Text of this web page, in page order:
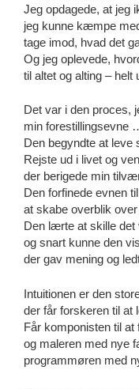
Jeg opdagede, at
jeg kunne kæmpe
tage imod, hvad det
Og jeg oplevede,
til altet og alting – helt
Det var i den proces,
min forestillingsevne
Den begyndte at
Rejste ud i livet og
der berigede min
Den forfinede evnen
at skabe overblik
Den lærte at skille det
og snart kunne den
der gav mening og
Intuitionen er den
der får forskeren til at
Får komponisten til
og maleren med nye
programmøren med